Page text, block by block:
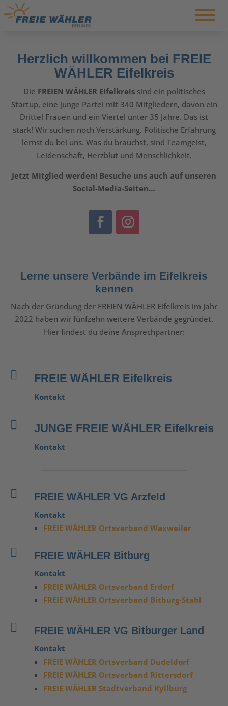
Herzlich willkommen bei FREIE
WÄHLER Eifelkreis
Die FREIEN WÄHLER Eifelkreissind ein politisches
Startup, eine junge Partei mit 340 Mitgliedern, davon ein
Drittel Frauen und ein Viertel unter 35 Jahre. Das ist
stark! Wir suchen noch Verstärkung. Politische Erfahrung
lernst du bei uns. Was du brauchst, sind Teamgeist,
Leidenschaft, Herzblut und Menschlichkeit.
Jetzt Mitglied werden! Besuche uns auch auf unseren
Social-Media-Seiten…
Lerne unsere Verbände im Eifelkreis
kennen
Nach der Gründung der FREIEN WÄHLER Eifelkreis im Jahr
2022 haben wir fünfzehn weitere Verbände gegründet.
Hier findest du deine Ansprechpartner:
 FREIE WÄHLER Eifelkreis
Kontakt
 JUNGE FREIE WÄHLER Eifelkreis
Kontakt
 FREIE WÄHLER VG Arzfeld
Kontakt
FREIE WÄHLER Ortsverband Waxweiler
 FREIE WÄHLER Bitburg
Kontakt
FREIE WÄHLER Ortsverband Erdorf
FREIE WÄHLER Ortsverband Bitburg-Stahl
 FREIE WÄHLER VG Bitburger Land
Kontakt
FREIE WÄHLER Ortsverband Dudeldorf
FREIE WÄHLER Ortsverband Rittersdorf
FREIE WÄHLER Stadtverband Kyllburg